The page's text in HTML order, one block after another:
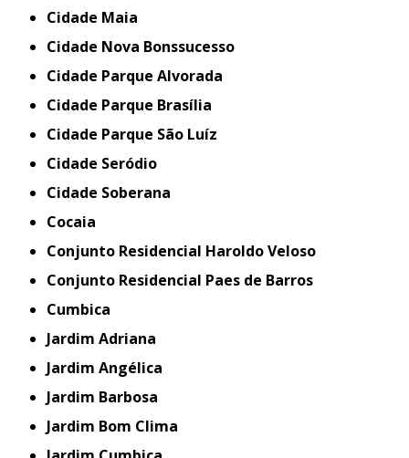
Cidade Maia
Cidade Nova Bonssucesso
Cidade Parque Alvorada
Cidade Parque Brasília
Cidade Parque São Luíz
Cidade Seródio
Cidade Soberana
Cocaia
Conjunto Residencial Haroldo Veloso
Conjunto Residencial Paes de Barros
Cumbica
Jardim Adriana
Jardim Angélica
Jardim Barbosa
Jardim Bom Clima